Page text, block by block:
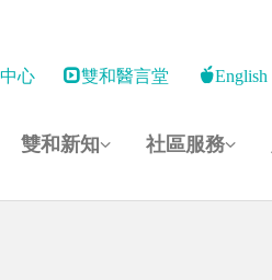
心 雙和醫言堂 English
雙和新知 社區服務